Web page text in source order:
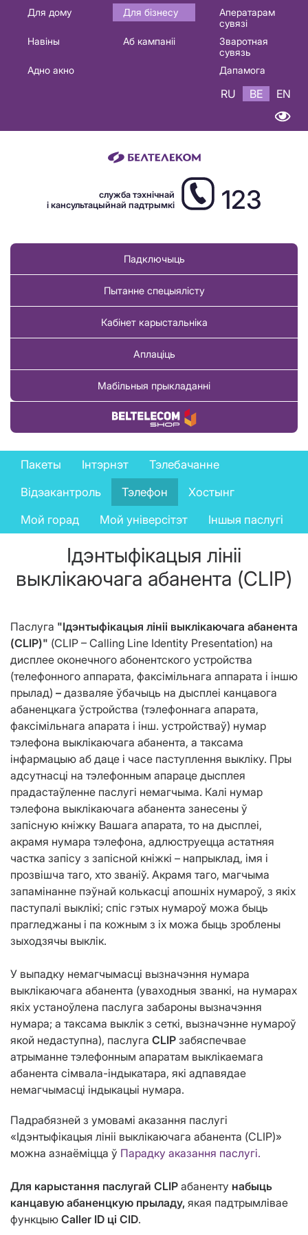
Основная
навигация
Для дому Для бізнесу
Аператарам
сувязі
Навіны
Аб кампаніі
Зваротная
сувязь
Адно акно
Дапамога
RU BE EN
служба тэхнічнай
і кансультацыйнай падтрымкі
123
Падключыць
Пытанне спецыялісту
Кабінет карыстальніка
Аплаціць
Мабільныя прыкладанні
Купіць тавар
Business
services
menu
Пакеты Інтэрнэт
Тэлебачанне
Відэакантроль
Тэлефон
Хостынг
Мой горад
Мой універсітэт Іншыя паслугі
Ідэнтыфікацыя лініі
выклікаючага абанента (CLIP)
Паслуга "Ідэнтыфікацыя лініі выклікаючага абанента
(CLIP)" (CLIP – Calling Line Identity Presentation) на
дисплее оконечного абонентского устройства
(телефонного аппарата, факсімільнага аппарата і іншю
прылад) – дазваляе ўбачыць на дысплеі канцавога
абаненцкага ўстройства (тэлефоннага апарата,
факсімільнага апарата і інш. устройстваў) нумар
тэлефона выклікаючага абанента, а таксама
інфармацыю аб даце і часе паступлення выкліку. Пры
адсутнасці на тэлефонным апараце дысплея
прадастаўленне паслугі немагчыма. Калі нумар
тэлефона выклікаючага абанента занесены ў
запісную кніжку Вашага апарата, то на дысплеі,
акрамя нумара тэлефона, адлюструецца астатняя
частка запісу з запісной кніжкі – напрыклад, імя і
прозвішча таго, хто званіў. Акрамя таго, магчыма
запамінанне пэўнай колькасці апошніх нумароў, з якіх
паступалі выклікі; спіс гэтых нумароў можа быць
прагледжаны і па кожным з іх можа быць зроблены
зыходзячы выклік.
У выпадку немагчымасці вызначэння нумара
выклікаючага абанента (уваходныя званкі, на нумарах
якіх устаноўлена паслуга забароны вызначэння
нумара; а таксама выклік з сеткі, вызначэнне нумароў
якой недаступна), паслуга CLIP забяспечвае
атрыманне тэлефонным апаратам выклікаемага
абанента сімвала-індыкатара, які адпавядае
немагчымасці індыкацыі нумара.
Падрабязней з умовамі аказання паслугі
«Ідэнтыфікацыя лініі выклікаючага абанента (CLIP)»
можна азнаёміцца ў Парадку аказання паслугі.
Для карыстання паслугай CLIP абаненту набыць
канцавую абаненцкую прыладу, якая падтрымлівае
функцыю Caller ID ці CID.